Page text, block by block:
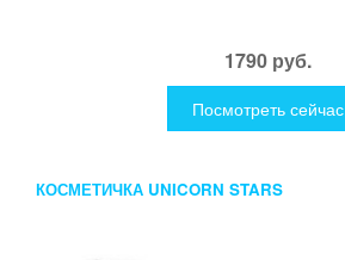
1790 руб.
Посмотреть сейчас
КОСМЕТИЧКА UNICORN STARS